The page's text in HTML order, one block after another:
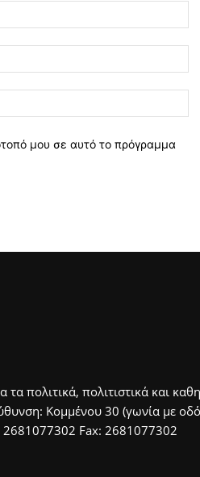
μου σε αυτό το πρόγραμμα
πολιτικά, πολιτιστικά και
Κομμένου 30 (γωνία με
Fax: 2681077302